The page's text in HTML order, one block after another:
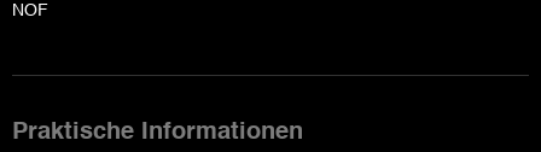
NOF
Praktische Informationen